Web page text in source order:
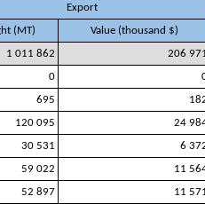
Export
(MT)
Value (thousand $)
1 011 862 206
0
695
120 095 24
30 531 6
59 022 11
52 897 11